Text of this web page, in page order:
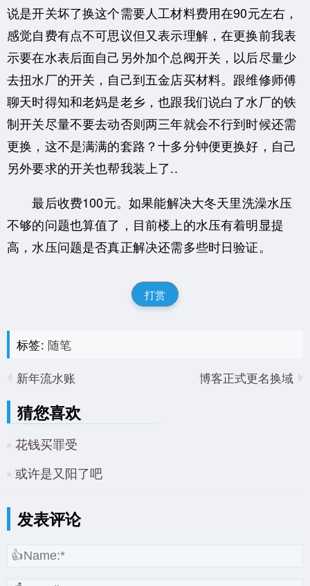
说是开关坏了换这个需要人工材料费用在90元左右，
感觉自费有点不可思议但又表示理解，在更换前我表
示要在水表后面自己另外加个总阀开关，以后尽量少
去扭水厂的开关，自己到五金店买材料。跟维修师傅
聊天时得知和老妈是老乡，也跟我们说白了水厂的铁
制开关尽量不要去动否则两三年就会不行到时候还需
更换，这不是满满的套路？十多分钟便更换好，自己
另外要求的开关也帮我装上了..
最后收费100元。如果能解决大冬天里洗澡水压
不够的问题也算值了，目前楼上的水压有着明显提
高，水压问题是否真正解决还需多些时日验证。
打赏
标签: 随笔
新年流水账
博客正式更名换域
猜您喜欢
花钱买罪受
或许是又阳了吧
发表评论